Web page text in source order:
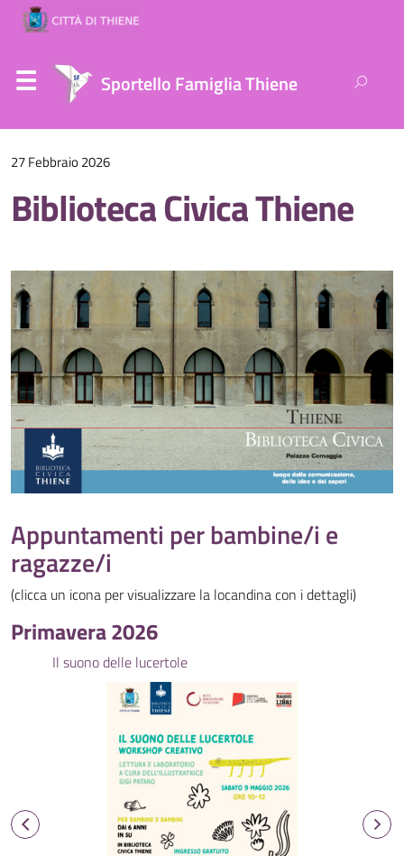
Sportello Famiglia Thiene
per:
27 Febbraio 2026
Biblioteca Civica Thiene
Appuntamenti per bambine/i e
ragazze/i
(clicca un icona per visualizzare la locandina con i dettagli)
Primavera 2026
Il suono delle lucertole